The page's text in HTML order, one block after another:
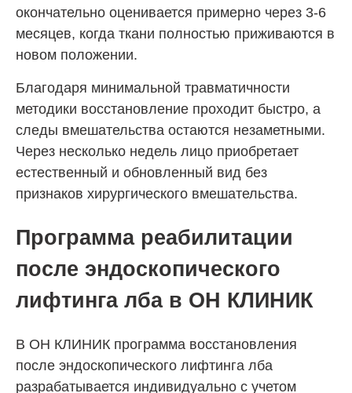
окончательно оценивается примерно через 3-6
месяцев, когда ткани полностью приживаются в
новом положении.
Благодаря минимальной травматичности
методики восстановление проходит быстро, а
следы вмешательства остаются незаметными.
Через несколько недель лицо приобретает
естественный и обновленный вид без
признаков хирургического вмешательства.
Программа реабилитации
после эндоскопического
лифтинга лба в ОН КЛИНИК
В ОН КЛИНИК программа восстановления
после эндоскопического лифтинга лба
разрабатывается индивидуально с учетом